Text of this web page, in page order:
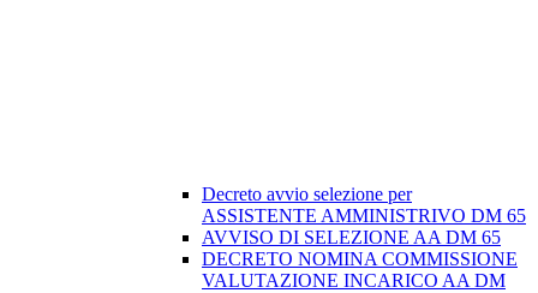
Decreto avvio selezione per
ASSISTENTE AMMINISTRIVO DM 65
AVVISO DI SELEZIONE AA DM 65
DECRETO NOMINA COMMISSIONE
VALUTAZIONE INCARICO AA DM